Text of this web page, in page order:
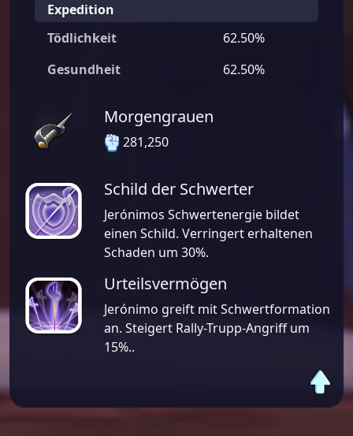
Expedition
Tödlichkeit
62.50%
Gesundheit
62.50%
Morgengrauen
281,250
Schild der Schwerter
Jerónimos Schwertenergie bildet
einen Schild. Verringert erhaltenen
Schaden um 30%.
Urteilsvermögen
Jerónimo greift mit Schwertformation
an. Steigert Rally-Trupp-Angriff um
15%..